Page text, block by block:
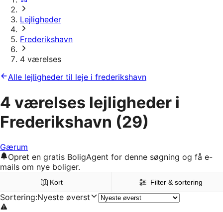
Lejligheder
Frederikshavn
4 værelses
Alle lejligheder til leje i frederikshavn
4 værelses lejligheder i
Frederikshavn (29)
Gærum
Opret en gratis BoligAgent for denne søgning og få e-
mails om nye boliger.
Kort Filter & sortering
Sortering:Nyeste øverst